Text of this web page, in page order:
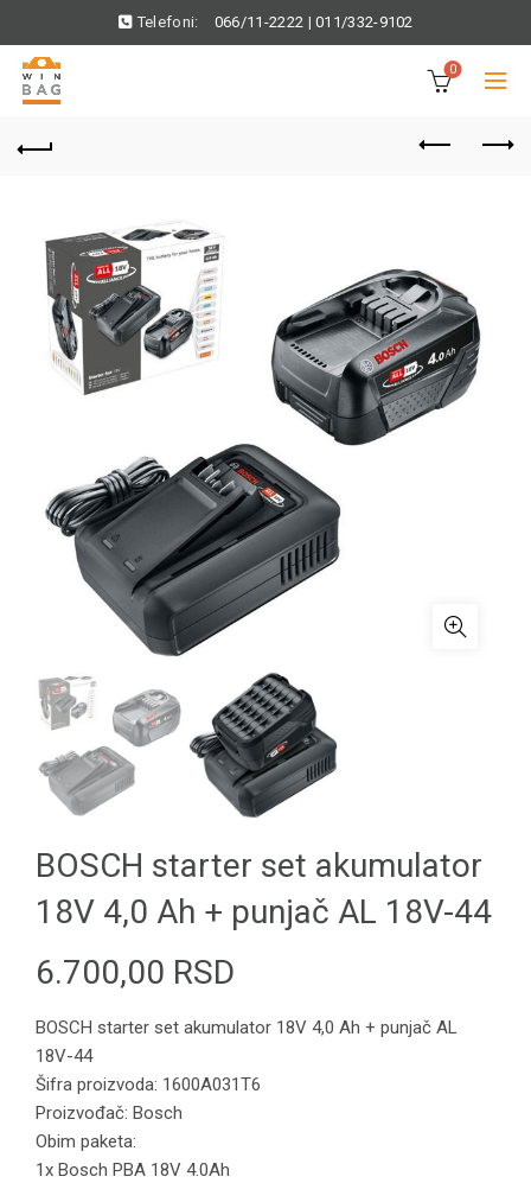
Telefoni: 066/11-2222 |011/332-9102
0
BOSCH starter set akumulator
18V 4,0 Ah + punjač AL 18V-44
6.700,00 RSD
BOSCH starter set akumulator 18V 4,0 Ah + punjač AL
18V-44
Šifra proizvoda: 1600A031T6
Proizvođač: Bosch
Obim paketa:
1x Bosch PBA 18V 4.0Ah